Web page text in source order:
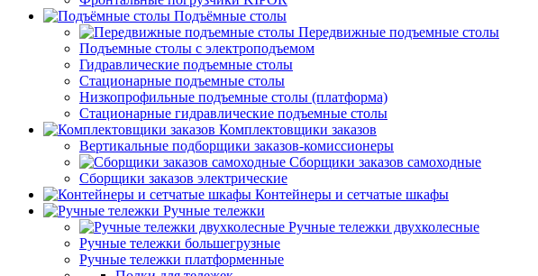
Подъёмные столы
Передвижные подъемные столы
Подъемные столы с электроподъемом
Гидравлические подъемные столы
Стационарные подъемные столы
Низкопрофильные подъемные столы (платформа)
Стационарные гидравлические подъемные столы
Комплектовщики заказов
Вертикальные подборщики заказов-комиссионеры
Сборщики заказов самоходные
Сборщики заказов электрические
Контейнеры и сетчатые шкафы
Ручные тележки
Ручные тележки двухколесные
Ручные тележки большегрузные
Ручные тележки платформенные